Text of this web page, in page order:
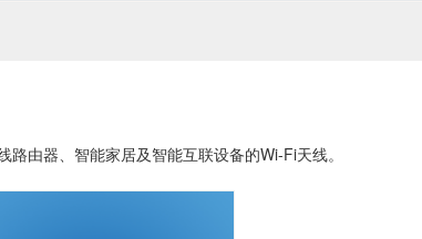
由器、智能家居及智能互联设备的Wi-Fi天线。